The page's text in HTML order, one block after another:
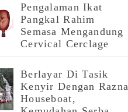
Pengalaman Ikat
Pangkal Rahim
Semasa Mengandung
Cervical Cerclage
Berlayar Di Tasik
Kenyir Dengan Razna
Houseboat,